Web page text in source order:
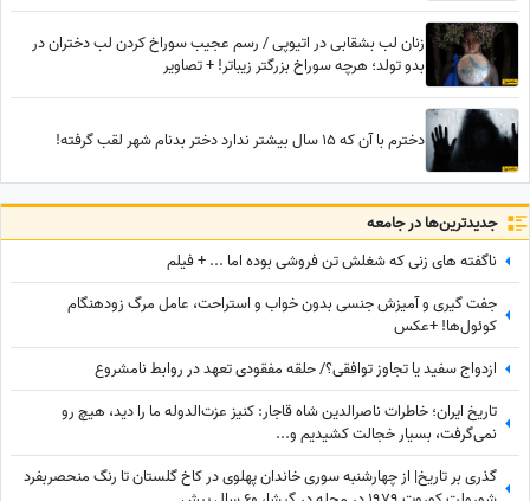
زنان لب بشقابی در اتیوپی / رسم عجیب سوراخ کردن لب دختران در
بدو تولد؛ هرچه سوراخ بزرگتر زیباتر! + تصاویر
دخترم با آن که ۱۵ سال بیشتر ندارد دختر بدنام شهر لقب گرفته!
جدید‌ترین‌ها در جامعه
ناگفته های زنی که شغلش تن فروشی بوده اما ... + فیلم
جفت گیری و آمیزش جنسی بدون خواب و استراحت، عامل مرگ زودهنگام
کوئول‌ها! +عکس
ازدواج سفید یا تجاوز توافقی؟/ حلقه مفقودی تعهد در روابط نامشروع
تاریخ ایران؛ خاطرات ناصرالدین شاه قاجار: کنیز عزت‌الدوله ما را دید، هیچ رو
نمی‌گرفت، بسیار خجالت کشیدیم و...
گذری بر تاریخ| از چهارشنبه سوری خاندان پهلوی در کاخ گلستان تا رنگ منحصربفرد